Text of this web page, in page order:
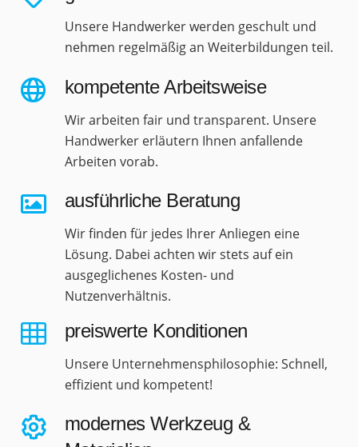
Unsere Handwerker werden geschult und
nehmen regelmäßig an Weiterbildungen teil.
kompetente Arbeitsweise
Wir arbeiten fair und transparent. Unsere
Handwerker erläutern Ihnen anfallende
Arbeiten vorab.
ausführliche Beratung
Wir finden für jedes Ihrer Anliegen eine
Lösung. Dabei achten wir stets auf ein
ausgeglichenes Kosten- und
Nutzenverhältnis.
preiswerte Konditionen
Unsere Unternehmensphilosophie: Schnell,
effizient und kompetent!
modernes Werkzeug &